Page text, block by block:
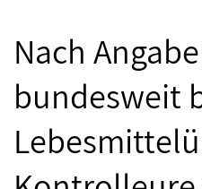
Nach
bundesweit